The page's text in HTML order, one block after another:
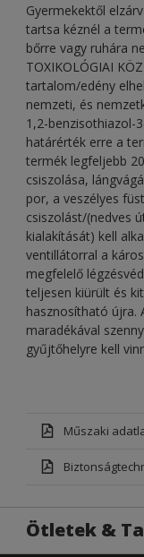
Gyermekektől
tartsa kéznél a
bőrre vagy ruhára
TOXIKOLÓGIAI
tartalom/edény
nemzeti, és
1,2-benzisothiazol-
határérték erre a
termék legfeljebb
csiszolása,
por, a veszélyes
csiszolást/(nedves
kialakítását) kell
ventillátorral a
megfelelő
teljesen kiürült és
hasznosítható újra.
maradékával
gyűjtőhelyre kell
Műszaki
Ötletek &